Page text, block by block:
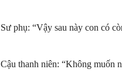
Sư phụ: “Vậy sau này con có
Cậu thanh niên: “Không muốn